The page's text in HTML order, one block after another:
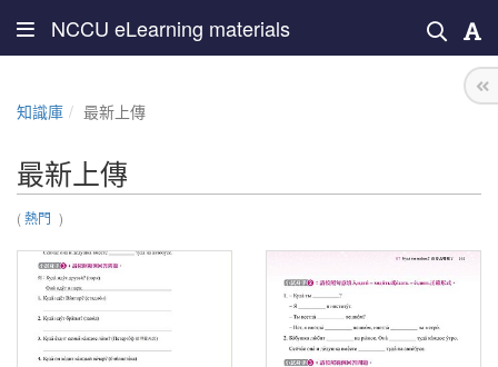
NCCU eLearning materials
知識庫 最新上傳
最新上傳
(熱門 )